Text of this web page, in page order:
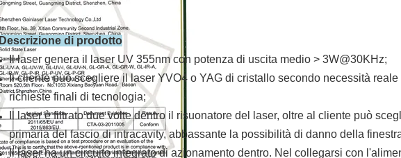
Descrizione di prodotto
Il laser genera il laser UV 355nm con potenza di uscita medio > 3W@30KHz;
Il cliente può scegliere il laser YVO4 o YAG di cristallo secondo necessità
richieste finali di tecnologia;
Il laser è filtrato due volte dentro il risuonatore del laser, oltre al cliente può
primaria del fascio di intracavity,abbassante la possibilità di danno della
Il laser ha un circuito integrato di azionamento dentro. Nel collegarsi con